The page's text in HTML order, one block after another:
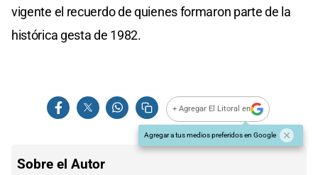
vigente el recuerdo de quienes formaron parte de la
histórica gesta de 1982.
+ Agregar El Litoral en
Agregar a tus medios preferidos en Google
Sobre el Autor